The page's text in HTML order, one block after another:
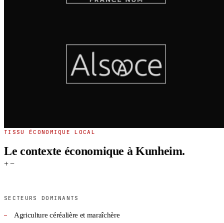
TISSU ÉCONOMIQUE LOCAL
Le contexte économique à Kunheim.
+ −
SECTEURS DOMINANTS
Agriculture céréalière et maraîchère